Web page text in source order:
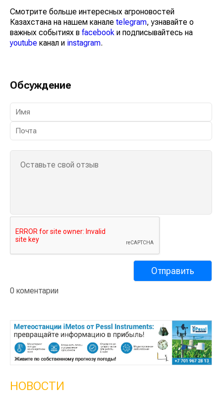
Смотрите больше интересных агроновостей
Казахстана на нашем канале telegram, узнавайте о
важных событиях в facebook и подписывайтесь на
youtube канал и instagram.
Обсуждение
0 коментарии
НОВОСТИ